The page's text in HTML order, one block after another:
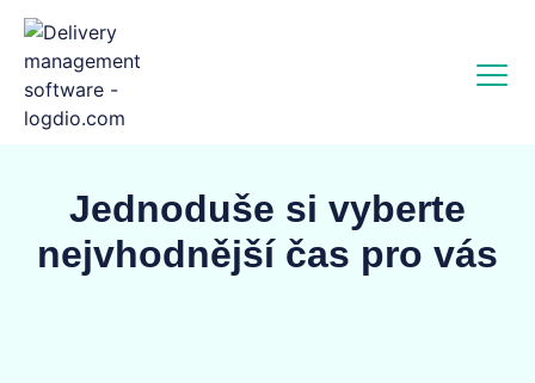
Jednoduše si vyberte
nejvhodnější čas pro vás